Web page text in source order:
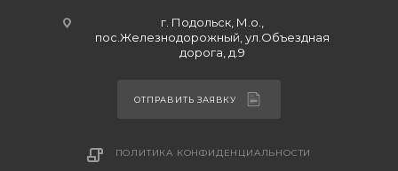
г. Подольск, М.о.,
пос.Железнодорожный, ул.Объездная
дорога, д.9
ОТПРАВИТЬ ЗАЯВКУ
ПОЛИТИКА КОНФИДЕНЦИАЛЬНОСТИ